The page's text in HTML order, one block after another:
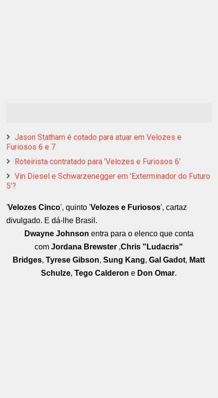
Jason Statham é cotado para atuar em Velozes e
Furiosos 6 e 7
Roteirista contratado para 'Velozes e Furiosos 6'
Vin Diesel e Schwarzenegger em 'Exterminador do Futuro
5'?
'Velozes Cinco', quinto 'Velozes e Furiosos', cartaz
divulgado. E dá-lhe Brasil.
Dwayne Johnson entra para o elenco que conta
comJordana Brewster ,Chris "Ludacris"
Bridges,Tyrese Gibson,Sung Kang, Gal Gadot, Matt
Schulze,Tego Calderon e Don Omar.